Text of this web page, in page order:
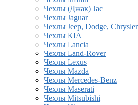
Чехлы (Джак) Jac
Чехлы Jaguar
Чехлы Jeep, Dodge, Chrysler
Чехлы KIA
Чехлы Lancia
Чехлы Land-Rover
Чехлы Lexus
Чехлы Mazda
Чехлы Mercedes-Benz
Чехлы Maserati
Чехлы Mitsubishi